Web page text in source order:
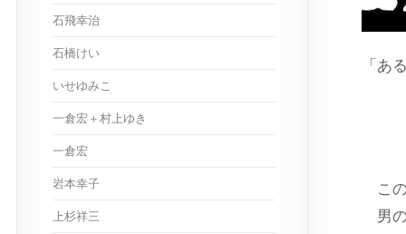
「あ
この
男の
石飛幸治
石橋けい
いせゆみこ
一倉宏＋村上ゆき
一倉宏
岩本幸子
上杉祥三